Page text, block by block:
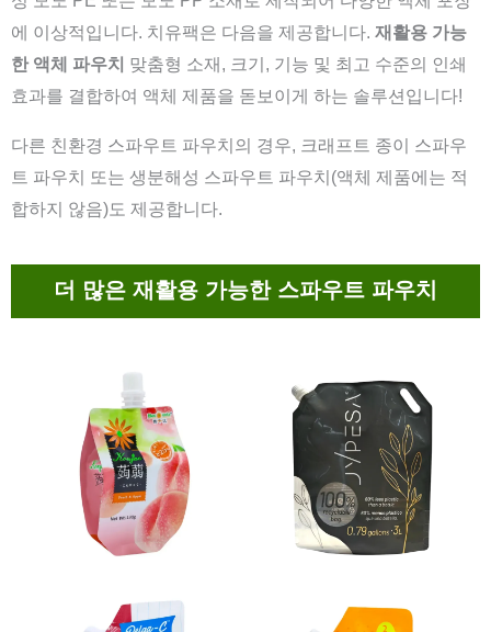
에 이상적입니다. 치유팩은 다음을 제공합니다. 재활용 가능
한 액체 파우치 맞춤형 소재, 크기, 기능 및 최고 수준의 인쇄
효과를 결합하여 액체 제품을 돋보이게 하는 솔루션입니다!
다른 친환경 스파우트 파우치의 경우, 크래프트 종이 스파우
트 파우치 또는 생분해성 스파우트 파우치(액체 제품에는 적
합하지 않음)도 제공합니다.
더 많은 재활용 가능한 스파우트 파우치